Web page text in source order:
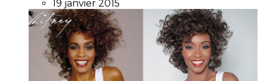
19 janvier 2015